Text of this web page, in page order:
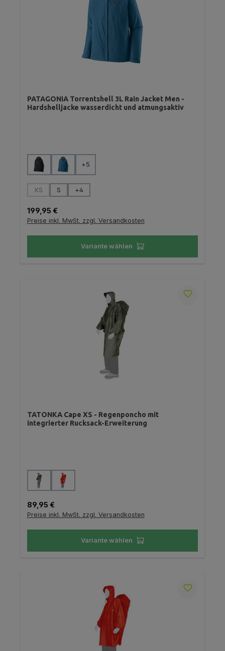
PATAGONIA Torrentshell 3L Rain Jacket Men -
Hardshelljacke wasserdicht und atmungsaktiv
Farbe auswählen
+5
Größe auswählen
XS
(Diese Option ist zurzeit nicht verfügbar.)
S +4
Regulärer Preis:
199,95 €
Preise inkl. MwSt. zzgl. Versandkosten
Variante wählen
TATONKA Cape XS - Regenponcho mit
integrierter Rucksack-Erweiterung
Farbe auswählen
Regulärer Preis:
89,95 €
Preise inkl. MwSt. zzgl. Versandkosten
Variante wählen